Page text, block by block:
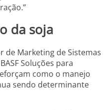
da soja
de Marketing de Sistemas
Soluções para
como o manejo
sendo determinante